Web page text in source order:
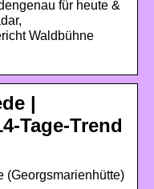
für heute &
Waldbühne
|
Tage-Trend
(Georgsmarienhütte)